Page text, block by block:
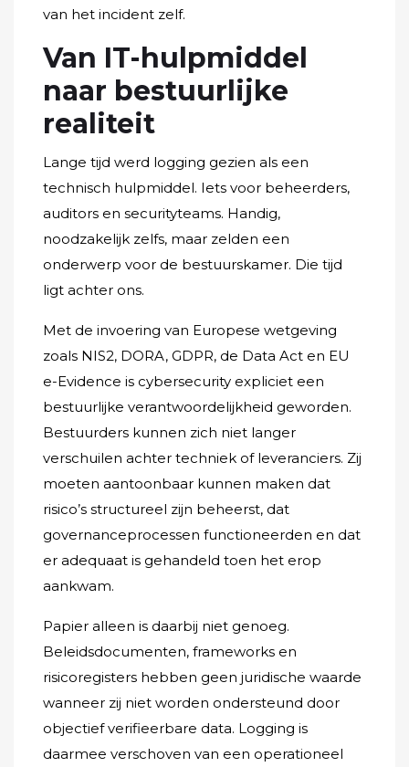
van het incident zelf.
Van IT-hulpmiddel
naar bestuurlijke
realiteit
Lange tijd werd logging gezien als een
technisch hulpmiddel. Iets voor beheerders,
auditors en securityteams. Handig,
noodzakelijk zelfs, maar zelden een
onderwerp voor de bestuurskamer. Die tijd
ligt achter ons.
Met de invoering van Europese wetgeving
zoals NIS2, DORA, GDPR, de Data Act en EU
e-Evidence is cybersecurity expliciet een
bestuurlijke verantwoordelijkheid geworden.
Bestuurders kunnen zich niet langer
verschuilen achter techniek of leveranciers. Zij
moeten aantoonbaar kunnen maken dat
risico’s structureel zijn beheerst, dat
governanceprocessen functioneerden en dat
er adequaat is gehandeld toen het erop
aankwam.
Papier alleen is daarbij niet genoeg.
Beleidsdocumenten, frameworks en
risicoregisters hebben geen juridische waarde
wanneer zij niet worden ondersteund door
objectief verifieerbare data. Logging is
daarmee verschoven van een operationeel